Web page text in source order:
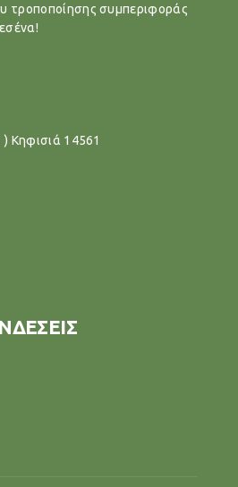
τροποποίησης συμπεριφοράς
Κηφισιά 14561